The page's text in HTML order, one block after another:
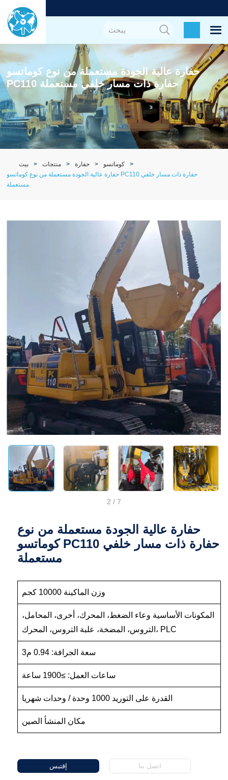
حفارة عالية الجودة مستعملة من نوع كوماتسو
PC110 حفارة ذات مسار خلفي مستعملة
بيت منتجات حفارة
كوماتسو
حفارة عالية الجودة مستعملة من نوع كوماتسو PC110 حفارة ذات مسار خلفي
مستعملة
2 / 7
حفارة عالية الجودة مستعملة من نوع
كوماتسو PC110 حفارة ذات مسار خلفي
مستعملة
وزن الماكينة 10000 كجم
المكونات الأساسية وعاء الضغط، المحرك، أخرى، المحامل،
التروس، المضخة، علبة التروس، المحرك، PLC
سعة الجرافة: 0.94 م3
ساعات العمل: ≥1900 ساعة
القدرة على التوريد 1000 وحدة / وحدات شهريا
مكان المنشأ الصين
إقتبس اتصل بنا